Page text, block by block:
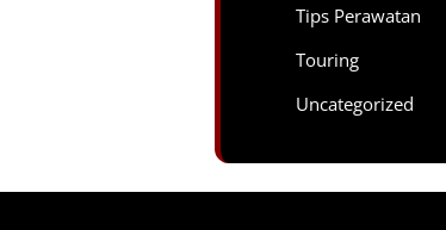
Tips Perawatan
Touring
Uncategorized